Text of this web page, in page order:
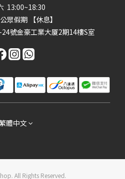
13:00~18:30
眾假期 【休息】
號金豪工業大厦2期14樓S室
繁體中文
All Rights Reserved.